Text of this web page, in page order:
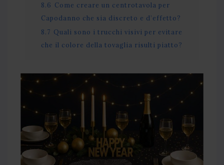
8.6 Come creare un centrotavola per
Capodanno che sia discreto e d’effetto?
8.7 Quali sono i trucchi visivi per evitare
che il colore della tovaglia risulti piatto?